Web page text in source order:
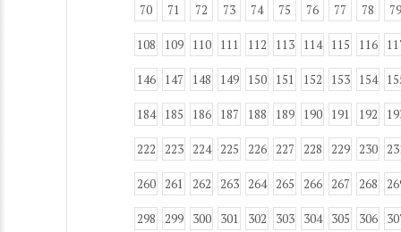
70 71 72 73 74 75 76 77 78 79
108 109 110 111 112 113 114 115 116
146 147 148 149 150 151 152 153 154
184 185 186 187 188 189 190 191 192
222 223 224 225 226 227 228 229 230
260 261 262 263 264 265 266 267 268
298 299 300 301 302 303 304 305 306